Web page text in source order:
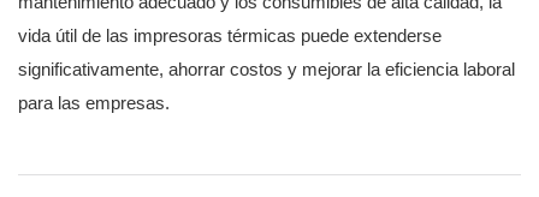
vida útil de las impresoras térmicas puede extenderse
significativamente, ahorrar costos y mejorar la eficiencia laboral
para las empresas.